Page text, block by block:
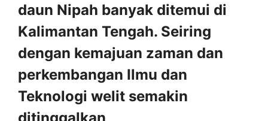
daun Nipah banyak ditemui di
Kalimantan Tengah. Seiring
dengan kemajuan zaman dan
perkembangan Ilmu dan
Teknologi welit semakin
ditinggalkan